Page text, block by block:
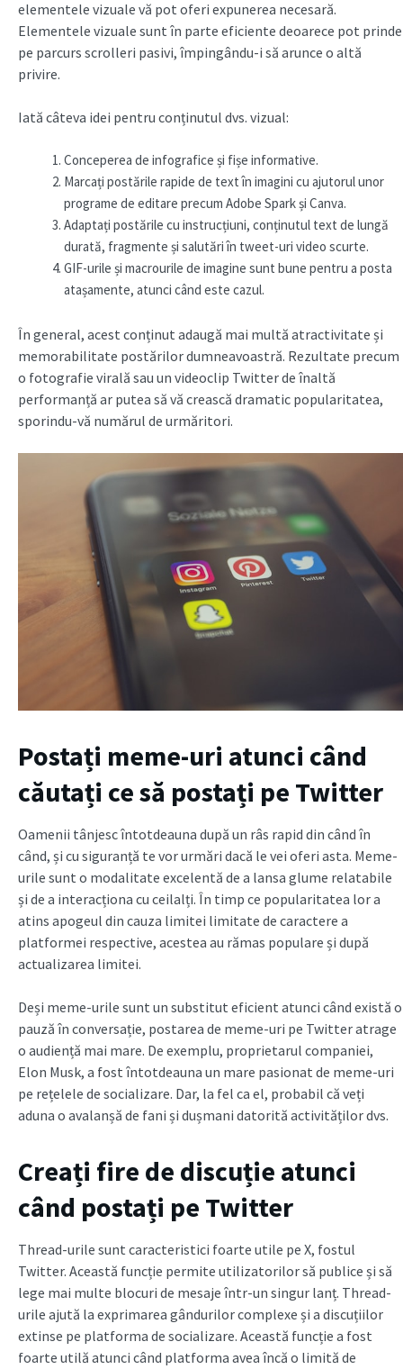
elementele vizuale vă pot oferi expunerea necesară.
Elementele vizuale sunt în parte eficiente deoarece pot prinde
pe parcurs scrolleri pasivi, împingându-i să arunce o altă
privire.
Iată câteva idei pentru conținutul dvs. vizual:
Conceperea de infografice și fișe informative.
Marcați postările rapide de text în imagini cu ajutorul unor
programe de editare precum Adobe Spark și Canva.
Adaptați postările cu instrucțiuni, conținutul text de lungă
durată, fragmente și salutări în tweet-uri video scurte.
GIF-urile și macrourile de imagine sunt bune pentru a posta
atașamente, atunci când este cazul.
În general, acest conținut adaugă mai multă atractivitate și
memorabilitate postărilor dumneavoastră. Rezultate precum
o fotografie virală sau un videoclip Twitter de înaltă
performanță ar putea să vă crească dramatic popularitatea,
sporindu-vă numărul de urmăritori.
Postați meme-uri atunci când
căutați ce să postați pe Twitter
Oamenii tânjesc întotdeauna după un râs rapid din când în
când, și cu siguranță te vor urmări dacă le vei oferi asta. Meme-
urile sunt o modalitate excelentă de a lansa glume relatabile
și de a interacționa cu ceilalți. În timp ce popularitatea lor a
atins apogeul din cauza limitei limitate de caractere a
platformei respective, acestea au rămas populare și după
actualizarea limitei.
Deși meme-urile sunt un substitut eficient atunci când există o
pauză în conversație, postarea de meme-uri pe Twitter atrage
o audiență mai mare. De exemplu, proprietarul companiei,
Elon Musk, a fost întotdeauna un mare pasionat de meme-uri
pe rețelele de socializare. Dar, la fel ca el, probabil că veți
aduna o avalanșă de fani și dușmani datorită activităților dvs.
Creați fire de discuție atunci
când postați pe Twitter
Thread-urile sunt caracteristici foarte utile pe X, fostul
Twitter. Această funcție permite utilizatorilor să publice și să
lege mai multe blocuri de mesaje într-un singur lanț. Thread-
urile ajută la exprimarea gândurilor complexe și a discuțiilor
extinse pe platforma de socializare. Această funcție a fost
foarte utilă atunci când platforma avea încă o limită de